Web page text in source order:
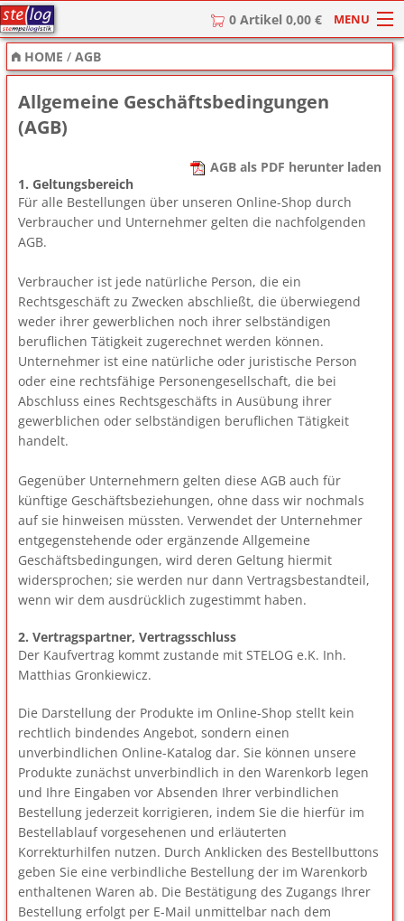
0 Artikel 0,00 € MENU
HOME
Stempel
Stempel-Textplatten
Stempelzubehör
HOME /AGB
Allgemeine Geschäftsbedingungen
(AGB)
AGB als PDF herunter laden
1. Geltungsbereich
Für alle Bestellungen über unseren Online-Shop durch
Verbraucher und Unternehmer gelten die nachfolgenden
AGB.
Verbraucher ist jede natürliche Person, die ein
Rechtsgeschäft zu Zwecken abschließt, die überwiegend
weder ihrer gewerblichen noch ihrer selbständigen
beruflichen Tätigkeit zugerechnet werden können.
Unternehmer ist eine natürliche oder juristische Person
oder eine rechtsfähige Personengesellschaft, die bei
Abschluss eines Rechtsgeschäfts in Ausübung ihrer
gewerblichen oder selbständigen beruflichen Tätigkeit
handelt.
Gegenüber Unternehmern gelten diese AGB auch für
künftige Geschäftsbeziehungen, ohne dass wir nochmals
auf sie hinweisen müssten. Verwendet der Unternehmer
entgegenstehende oder ergänzende Allgemeine
Geschäftsbedingungen, wird deren Geltung hiermit
widersprochen; sie werden nur dann Vertragsbestandteil,
wenn wir dem ausdrücklich zugestimmt haben.
2. Vertragspartner, Vertragsschluss
Der Kaufvertrag kommt zustande mit STELOG e.K. Inh.
Matthias Gronkiewicz.
Die Darstellung der Produkte im Online-Shop stellt kein
rechtlich bindendes Angebot, sondern einen
unverbindlichen Online-Katalog dar. Sie können unsere
Produkte zunächst unverbindlich in den Warenkorb legen
und Ihre Eingaben vor Absenden Ihrer verbindlichen
Bestellung jederzeit korrigieren, indem Sie die hierfür im
Bestellablauf vorgesehenen und erläuterten
Korrekturhilfen nutzen. Durch Anklicken des Bestellbuttons
geben Sie eine verbindliche Bestellung der im Warenkorb
enthaltenen Waren ab. Die Bestätigung des Zugangs Ihrer
Bestellung erfolgt per E-Mail unmittelbar nach dem